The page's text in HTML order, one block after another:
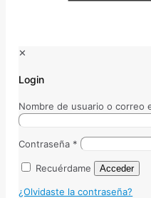
✕
Login
Nombre de usuario o correo
Contraseña *
Recuérdame Acceder
¿Olvidaste la contraseña?